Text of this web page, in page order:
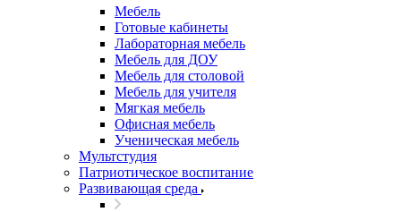
Мебель
Готовые кабинеты
Лабораторная мебель
Мебель для ДОУ
Мебель для столовой
Мебель для учителя
Мягкая мебель
Офисная мебель
Ученическая мебель
Мультстудия
Патриотическое воспитание
Развивающая среда